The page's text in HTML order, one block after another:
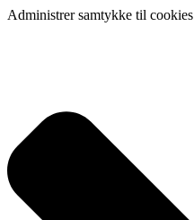
Administrer samtykke til cookies